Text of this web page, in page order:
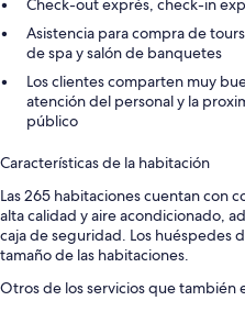
Check-out exprés, check-in
Asistencia para compra de
de spa y salón de banquetes
Los clientes comparten muy
atención del personal y la
público
Características de la habitación
Las 265 habitaciones cuentan con
alta calidad y aire acondicionado,
caja de seguridad. Los huéspedes
tamaño de las habitaciones.
Otros de los servicios que también